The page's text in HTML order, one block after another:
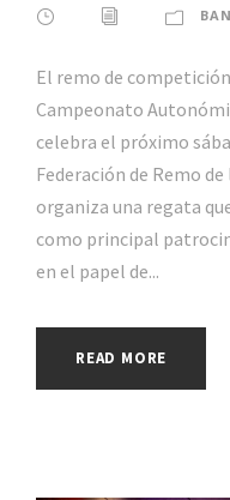
El remo de
Campeonato
celebra el próximo
Federación de Remo
organiza una regata
como principal
en el papel de...
READ MORE